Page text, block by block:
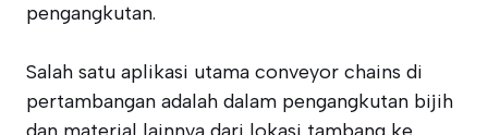
pengangkutan.
Salah satu aplikasi utama conveyor chains di
pertambangan adalah dalam pengangkutan bijih